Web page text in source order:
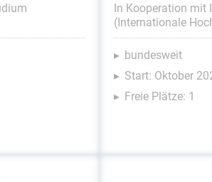
In Kooperation mit
(Internationale
bundesweit
Start: Oktober
Freie Plätze: 1